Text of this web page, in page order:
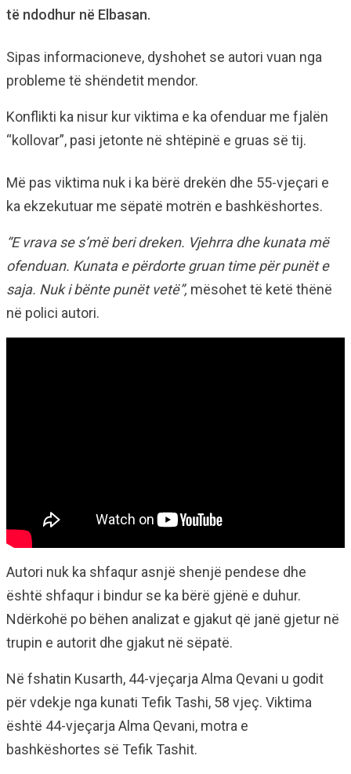
të ndodhur në Elbasan.
Sipas informacioneve, dyshohet se autori vuan nga
probleme të shëndetit mendor.
Konflikti ka nisur kur viktima e ka ofenduar me fjalën
“kollovar”, pasi jetonte në shtëpinë e gruas së tij.
Më pas viktima nuk i ka bërë drekën dhe 55-vjeçari e
ka ekzekutuar me sëpatë motrën e bashkëshortes.
“E vrava se s’më beri dreken. Vjehrra dhe kunata më
ofenduan. Kunata e përdorte gruan time për punët e
saja. Nuk i bënte punët vetë”, mësohet të ketë thënë
në polici autori.
Autori nuk ka shfaqur asnjë shenjë pendese dhe
është shfaqur i bindur se ka bërë gjënë e duhur.
Ndërkohë po bëhen analizat e gjakut që janë gjetur në
trupin e autorit dhe gjakut në sëpatë.
Në fshatin Kusarth, 44-vjeçarja Alma Qevani u godit
për vdekje nga kunati Tefik Tashi, 58 vjeç. Viktima
është 44-vjeçarja Alma Qevani, motra e
bashkëshortes së Tefik Tashit.